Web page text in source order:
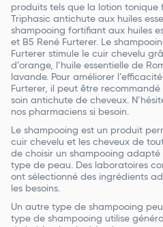
produits tels que la lotion tonique
Triphasic antichute aux huiles
shampooing fortifiant aux huiles
et B5 René Furterer. Le
Furterer stimule le cuir chevelu
d’orange, l’huile essentielle de
lavande. Pour améliorer
Furterer, il peut être recommandé
soin antichute de cheveux.
nos pharmaciens si besoin.
Le shampooing est un produit
cuir chevelu et les cheveux de
de choisir un shampooing
type de peau. Des laboratoires
ont sélectionné des ingrédients
les besoins.
Un autre type de shampooing
type de shampooing utilise